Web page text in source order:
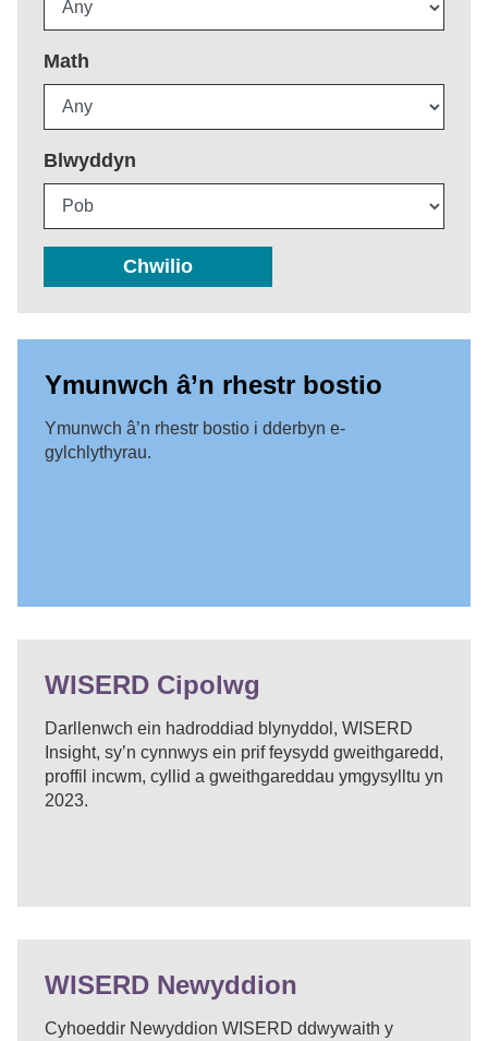
Math
Blwyddyn
Chwilio
Ymunwch â’n rhestr bostio
Ymunwch â’n rhestr bostio i dderbyn e-
gylchlythyrau.
WISERD Cipolwg
Darllenwch ein hadroddiad blynyddol, WISERD
Insight, sy’n cynnwys ein prif feysydd gweithgaredd,
proffil incwm, cyllid a gweithgareddau ymgysylltu yn
2023.
WISERD Newyddion
Cyhoeddir Newyddion WISERD ddwywaith y